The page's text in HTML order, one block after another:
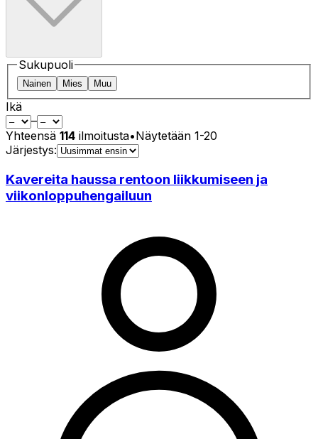
Sukupuoli
Nainen Mies Muu
Ikä
–
Yhteensä 114 ilmoitusta•Näytetään 1-20
Järjestys:
Kavereita haussa rentoon liikkumiseen ja
viikonloppuhengailuun